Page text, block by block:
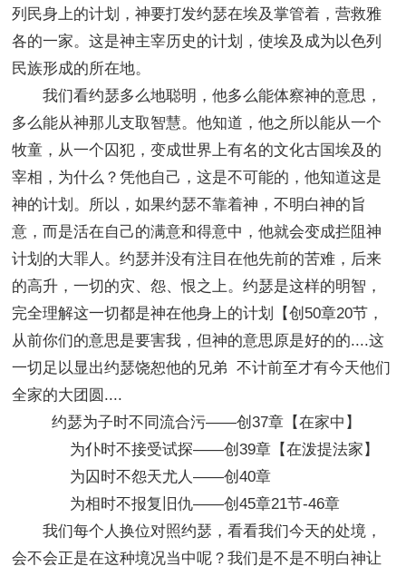
列民身上的计划，神要打发约瑟在埃及掌管着，营救雅
各的一家。这是神主宰历史的计划，使埃及成为以色列
民族形成的所在地。
我们看约瑟多么地聪明，他多么能体察神的意思，
多么能从神那儿支取智慧。他知道，他之所以能从一个
牧童，从一个囚犯，变成世界上有名的文化古国埃及的
宰相，为什么？凭他自己，这是不可能的，他知道这是
神的计划。所以，如果约瑟不靠着神，不明白神的旨
意，而是活在自己的满意和得意中，他就会变成拦阻神
计划的大罪人。约瑟并没有注目在他先前的苦难，后来
的高升，一切的灾、怨、恨之上。约瑟是这样的明智，
完全理解这一切都是神在他身上的计划【创50章20节，
从前你们的意思是要害我，但神的意思原是好的的....这
一切足以显出约瑟饶恕他的兄弟 不计前至才有今天他们
全家的大团圆....
约瑟为子时不同流合污——创37章【在家中】
为仆时不接受试探——创39章【在泼提法家】
为囚时不怨天尤人——创40章
为相时不报复旧仇——创45章21节-46章
我们每个人换位对照约瑟，看看我们今天的处境，
会不会正是在这种境况当中呢？我们是不是不明白神让